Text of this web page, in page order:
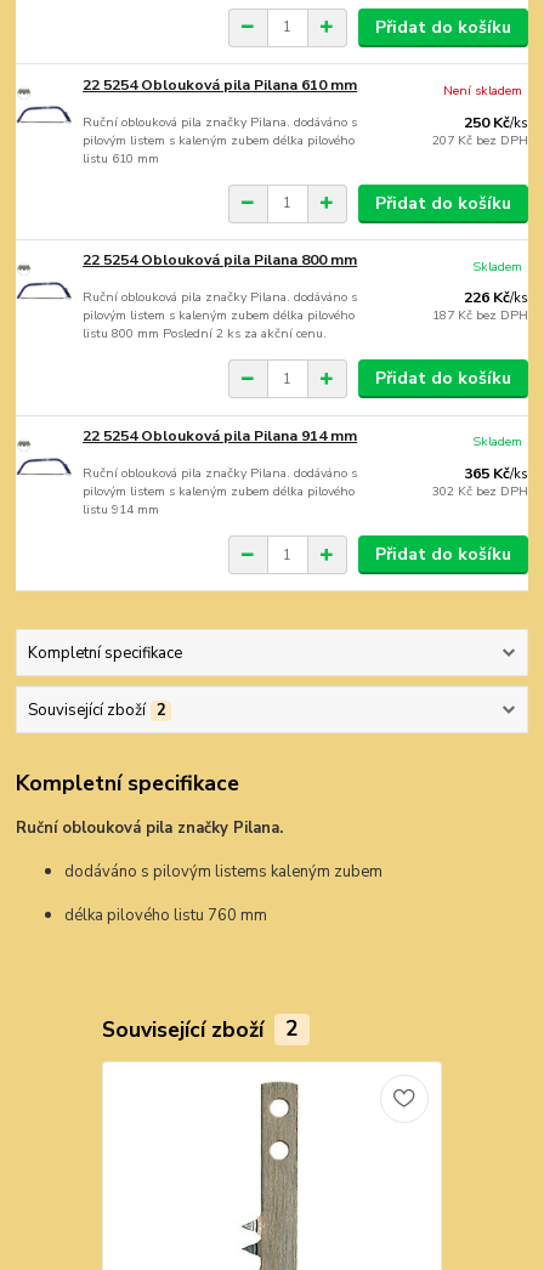
Přidat do košíku
22 5254 Oblouková pila Pilana 610 mm
Ruční oblouková pila značky Pilana. dodáváno s
pilovým listem s kaleným zubem délka pilového
listu 610 mm
250 Kč/ks
207 Kč bez DPH
Není skladem
Přidat do košíku
22 5254 Oblouková pila Pilana 800 mm
Ruční oblouková pila značky Pilana. dodáváno s
pilovým listem s kaleným zubem délka pilového
listu 800 mm Poslední 2 ks za akční cenu.
226 Kč/ks
187 Kč bez DPH
Skladem
Přidat do košíku
22 5254 Oblouková pila Pilana 914 mm
Ruční oblouková pila značky Pilana. dodáváno s
pilovým listem s kaleným zubem délka pilového
listu 914 mm
365 Kč/ks
302 Kč bez DPH
Skladem
Přidat do košíku
Kompletní specifikace
Související zboží 2
Kompletní specifikace
Ruční oblouková pila značky Pilana.
dodáváno s pilovým listems kaleným zubem
délka pilového listu 760 mm
Související zboží 2